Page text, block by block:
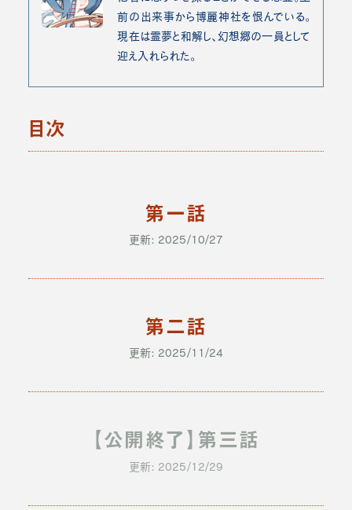
前の出来事から博麗神社を恨んでいる。
現在は霊夢と和解し、幻想郷の一員として
迎え入れられた。
目次
第一話
更新: 2025/10/27
第二話
更新: 2025/11/24
【公開終了】第三話
更新: 2025/12/29